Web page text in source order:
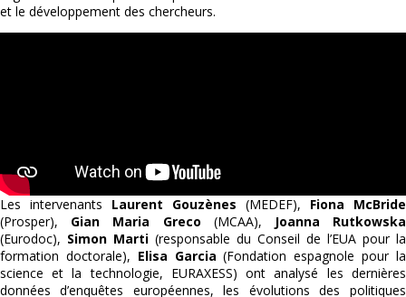
et le développement des chercheurs.
Les intervenants Laurent Gouzènes (MEDEF), Fiona McBride
(Prosper), Gian Maria Greco (MCAA),
Joanna Rutkowska
(Eurodoc), Simon Marti (responsable du Conseil de l’EUA pour la
formation doctorale), Elisa Garcia (Fondation espagnole pour la
science et la technologie, EURAXESS) ont analysé les dernières
données d’enquêtes européennes, les évolutions des politiques